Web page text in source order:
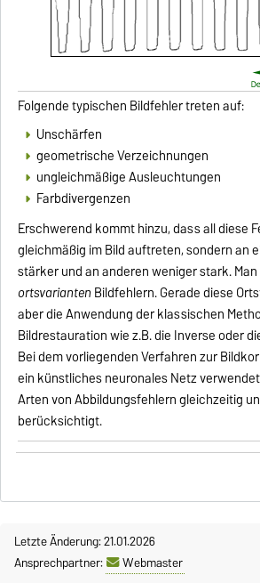
Folgende typischen Bildfehler treten auf:
Unschärfen
geometrische Verzeichnungen
ungleichmäßige Ausleuchtungen
Farbdivergenzen
Erschwerend kommt hinzu, dass all diese
gleichmäßig im Bild auftreten, sondern an
stärker und an anderen weniger stark.
ortsvarianten Bildfehlern. Gerade diese
aber die Anwendung der klassischen
Bildrestauration wie z.B. die Inverse oder
Bei dem vorliegenden Verfahren zur
ein künstliches neuronales Netz
Arten von Abbildungsfehlern gleichzeitig
berücksichtigt.
Letzte Änderung: 21.01.2026
Ansprechpartner:
Webmaster